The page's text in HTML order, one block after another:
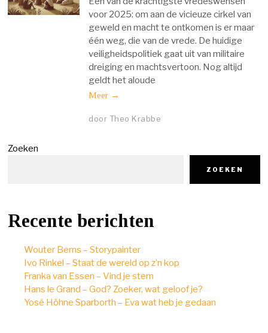
voor 2025: om aan de vicieuze cirkel van
geweld en macht te ontkomen is er maar
één weg, die van de vrede. De huidige
veiligheidspolitiek gaat uit van militaire
dreiging en machtsvertoon. Nog altijd
geldt het aloude
Meer →
door Theo Krabbe
Zoeken
ZOEKEN
Recente berichten
Wouter Berns – Storypainter
Ivo Rinkel – Staat de wereld op z’n kop
Franka van Essen – Vind je stem
Hans le Grand – God? Zoeker, wat geloof je?
Yosé Höhne Sparborth – Eva wat heb je gedaan